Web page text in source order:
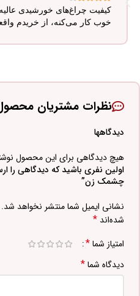
کیفیت چراغ‌های خورشیدی
خوب کار می‌کنه، از خریدم
نظرات مشتریان
دیدگاهها
هیچ دیدگاهی برای این محصول
اولین نفری باشید که دیدگاهی را
چشمک زن”
نشانی ایمیل شما منتشر نخواهد شد.
شده‌اند *
امتیاز شما*
دیدگاه شما*